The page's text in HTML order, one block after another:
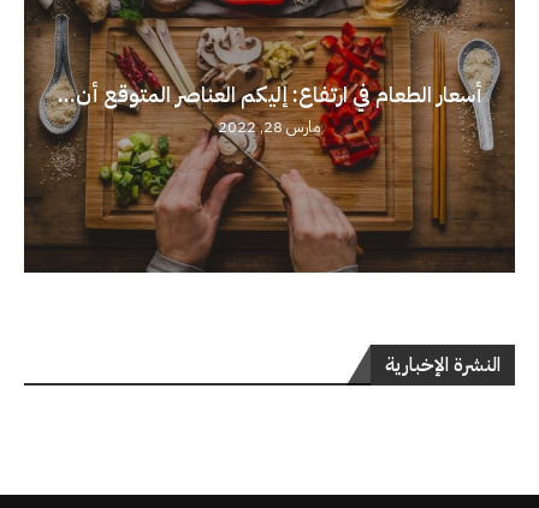
أسعار الطعام في ارتفاع: إليكم العناصر المتوقع أن...
مارس 28, 2022
النشرة الإخبارية